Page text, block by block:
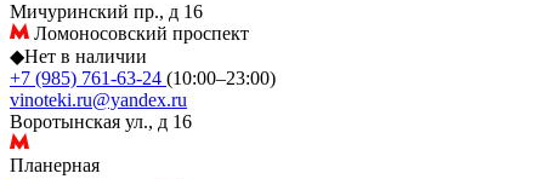
Мичуринский пр., д 16
Ломоносовский проспект
◆Нет в наличии
+7 (985) 761-63-24 (10:00–23:00)
vinoteki.ru@yandex.ru
Воротынская ул., д 16
Планерная